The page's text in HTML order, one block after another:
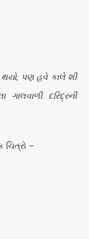
પણ હવે કાલે શી
દરિદ્રની
−